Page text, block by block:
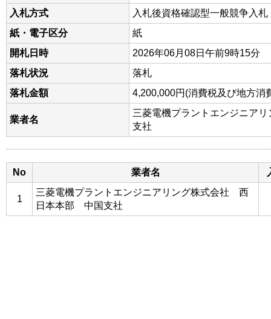
入札方式
入札後資格確認型一般競争入札
紙・電子区分
紙
開札日時
2026年06月08日午前9時15分
落札状況
落札
落札金額
4,200,000円(消費税及び地方消
業者名
三菱電機プラントエンジニア
支社
No 業者名
1
三菱電機プラントエンジニアリング株式会社 西
日本本部 中国支社